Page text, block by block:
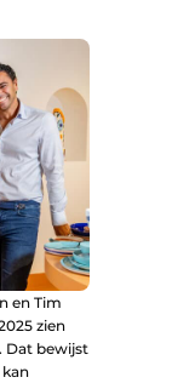
en Tim
zien
Dat bewijst